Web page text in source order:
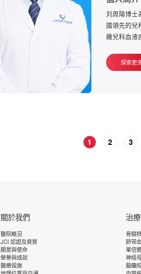
刘周陽博士
國領先的兒
雜兒科血液
探索更
1 2 3
關於我們
醫院概況
JCI 認證及資質
願景與使命
榮譽與成就
醫療設施
治療
骨髓
脐带
單倍
神經
腦癱